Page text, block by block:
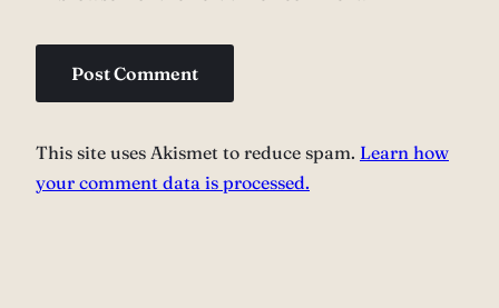
This site uses Akismet to reduce spam. Learn how
your comment data is processed.